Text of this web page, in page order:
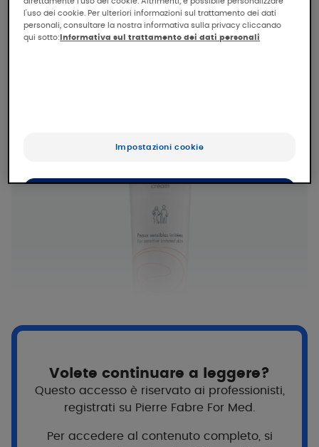
Volete continuare a leggere?
Questo accesso è riservato ai professionisti,
registrati su Pierre Fabre For Med.
Per accedere al contenuto completo, si
l'uso dei cookie. Per ulteriori informazioni sul trattamento dei dati
personali, consultare la nostra informativa sulla privacy cliccando
qui sotto: Informativa sul trattamento dei dati personali
Impostazioni cookie
Rifiuta tutti i cookie e chiudi